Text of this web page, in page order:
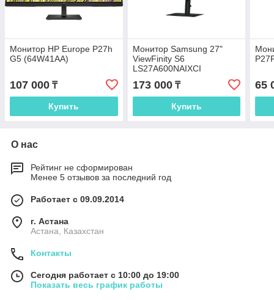
Монитор HP Europe P27h
G5 (64W41AA)
107 000 ₸
Купить
Монитор Samsung 27"
ViewFinity S6
LS27A600NAIXCI
173 000₸
Купить
65
О нас
Рейтинг не сформирован
Менее 5 отзывов за последний год
Работает с 09.09.2014
г. Астана
Астана, Казахстан
Контакты
Сегодня работает с 10:00 до 19:00
Показать весь график работы